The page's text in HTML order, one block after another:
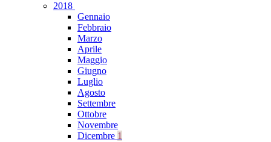
2018
Gennaio
Febbraio
Marzo
Aprile
Maggio
Giugno
Luglio
Agosto
Settembre
Ottobre
Novembre
Dicembre 1